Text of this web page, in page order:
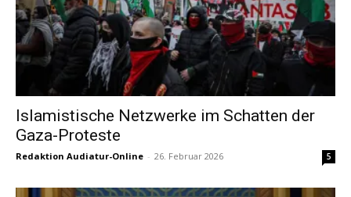
Islamistische Netzwerke im Schatten der
Gaza-Proteste
Redaktion Audiatur-Online - 26. Februar 2026 5